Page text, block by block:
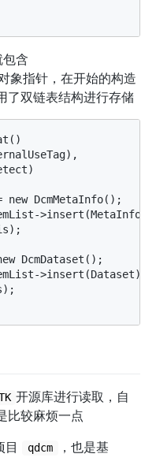
含
象指针，在开始的构造
了双链表结构进行存储
new DcmMetaInfo();
>insert(MetaInfo);
DcmDataset();
>insert(Dataset);
开源库进行读取，自
比较麻烦一点
目 qdcm
，也是基